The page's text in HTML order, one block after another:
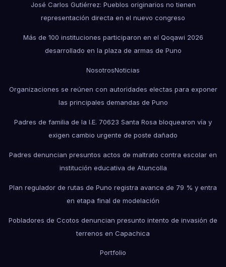
José Carlos Gutiérrez: Pueblos originarios no tienen
representación directa en el nuevo congreso
Más de 100 instituciones participaron en el Qoqawi 2026
desarrollado en la plaza de armas de Puno
NosotrosNoticias
Organizaciones se reúnen con autoridades electas para exponer
las principales demandas de Puno
Padres de familia de la I.E. 70623 Santa Rosa bloquearon vía y
exigen cambio urgente de poste dañado
Padres denuncian presuntos actos de maltrato contra escolar en
institución educativa de Atuncolla
Plan regulador de rutas de Puno registra avance de 79 % y entra
en etapa final de modelación
Pobladores de Ccotos denuncian presunto intento de invasión de
terrenos en Capachica
Portfolio